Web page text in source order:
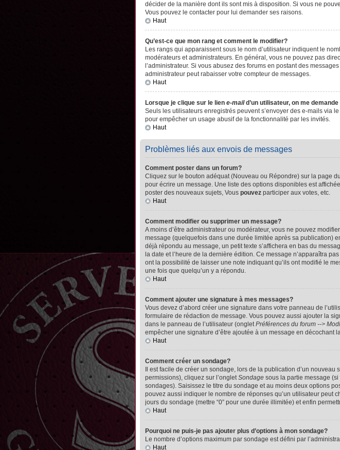
décider de la manière dont ils sont mis à disposition. Si vous ne
Vous pouvez le contacter pour lui demander ses raisons.
Haut
Qu’est-ce que mon rang et comment le modifier?
Les rangs qui apparaissent sous le nom d’utilisateur indiquent le
modérateurs et administrateurs. En général, vous ne pouvez pas
l’administrateur. Si vous abusez des forums en postant des
administrateur peut rabaisser votre compteur de messages.
Haut
Lorsque je clique sur le lien e-maild’un utilisateur, on me
Seuls les utilisateurs enregistrés peuvent s’envoyer des e-mails via
pour empêcher un usage abusif de la fonctionnalité par les invités.
Haut
Problèmes liés aux envois de messages
Comment poster dans un forum?
Cliquez sur le bouton adéquat (Nouveau ou Répondre) sur la page
pour écrire un message. Une liste des options disponibles est
poster des nouveaux sujets, Vous pouvez participer aux votes, etc.
Haut
Comment modifier ou supprimer un message?
A moins d’être administrateur ou modérateur, vous ne pouvez
message (quelquefois dans une durée limitée après sa publication)
déjà répondu au message, un petit texte s’affichera en bas du
la date et l’heure de la dernière édition. Ce message n’apparaîtra
ont la possibilité de laisser une note indiquant qu’ils ont modifié le
une fois que quelqu’un y a répondu.
Haut
Comment ajouter une signature à mes messages?
Vous devez d’abord créer une signature dans votre panneau de
formulaire de rédaction de message. Vous pouvez aussi ajouter la
dans le panneau de l’utilisateur (ongletPréférences du forum -->
empêcher une signature d’être ajoutée à un message en décochant
Haut
Comment créer un sondage?
Il est facile de créer un sondage, lors de la publication d’un
permissions), cliquez sur l’ongletSondage sous la partie message
sondages). Saisissez le titre du sondage et au moins deux options
pouvez aussi indiquer le nombre de réponses qu’un utilisateur peut
jours du sondage (mettre “0” pour une durée illimitée) et enfin
Haut
Pourquoi ne puis-je pas ajouter plus d’options à mon sondage?
Le nombre d’options maximum par sondage est défini par
Haut